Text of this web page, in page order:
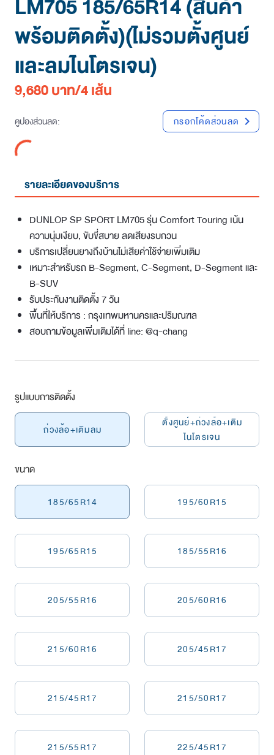
LM705 185/65R14 (สินค้า
พร้อมติดตั้ง)(ไม่รวมตั้งศูนย์
และลมไนโตรเจน)
9,680 บาท/4 เส้น
คูปองส่วนลด: กรอกโค้ดส่วนลด chevron_right
รายละเอียดของบริการ
DUNLOP SP SPORT LM705 รุ่น Comfort Touring เน้น
ความนุ่มเงียบ, ขับขี่สบาย ลดเสียงรบกวน
บริการเปลี่ยนยางถึงบ้านไม่เสียค่าใช้จ่ายเพิ่มเติม
เหมาะสำหรับรถ B-Segment, C-Segment, D-Segment และ
B-SUV
รับประกันงานติดตั้ง 7 วัน
พื้นที่ให้บริการ : กรุงเทพมหานครและปริมณฑล
สอบถามข้อมูลเพิ่มเติมได้ที่ line: @q-chang
รูปแบบการติดตั้ง
ถ่วงล้อ+เติมลม
ตั้งศูนย์+ถ่วงล้อ+เติม
ไนโตรเจน
ขนาด
185/65R14 195/60R15
195/65R15 185/55R16
205/55R16 205/60R16
215/60R16 205/45R17
215/45R17 215/50R17
215/55R17 225/45R17